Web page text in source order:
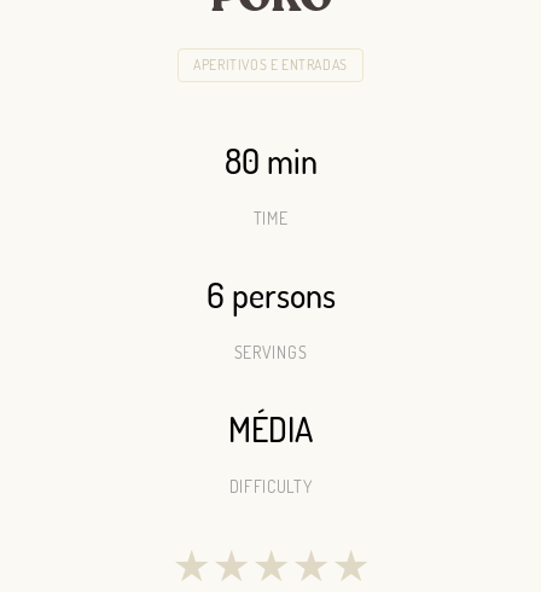
APERITIVOS E ENTRADAS
80 min
TIME
6 persons
SERVINGS
MÉDIA
DIFFICULTY
★★★★★